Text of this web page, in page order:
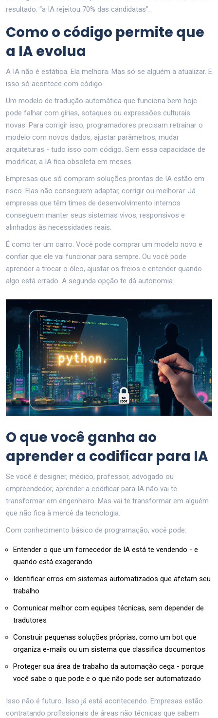
resultado: “a IA rejeitou 70% das candidatas”.
Como o código permite que
a IA evolua
A IA não é estática. Ela melhora. Mas só se alguém a atualizar. E
isso só acontece com código.
Um modelo de tradução automática que funciona bem hoje
pode falhar com gírias, sotaques ou expressões culturais
novas. Para corrigir isso, programadores precisam retrainar o
modelo com novos dados, ajustar parâmetros, mudar
arquiteturas - tudo isso com código. Sem essa capacidade de
modificar, a IA fica obsoleta em meses.
Empresas que só compram soluções prontas de IA estão em
risco. Elas não conseguem adaptar, corrigir ou melhorar. Já
empresas que têm times de desenvolvimento internos
conseguem manter seus sistemas vivos, responsivos e
alinhados às necessidades reais.
É como ter um carro. Você pode comprar um modelo novo e
confiar que ele vai funcionar para sempre. Ou você pode
aprender a trocar o óleo, ajustar os freios e entender quando
algo está errado. A segunda opção te dá autonomia.
O que você ganha ao
aprender a codificar para IA
Se você é designer, médico, professor, advogado ou
empreendedor, aprender a codificar para IA não vai te
transformar em engenheiro. Mas vai te transformar em alguém
que não fica à mercê da tecnologia.
Com conhecimento básico de programação, você pode:
Entender o que um fornecedor de IA está te vendendo - e
quando está exagerando
Identificar erros em sistemas automatizados que afetam seu
trabalho
Comunicar melhor com equipes técnicas, sem depender de
tradutores
Construir pequenas soluções próprias, como um bot que
organiza e-mails ou um sistema que classifica documentos
Proteger sua área de trabalho da automação cega - porque
você sabe o que pode e o que não pode ser automatizado
Isso não é futuro. Isso já está acontecendo. Empresas estão
contratando profissionais de áreas não técnicas que sabem